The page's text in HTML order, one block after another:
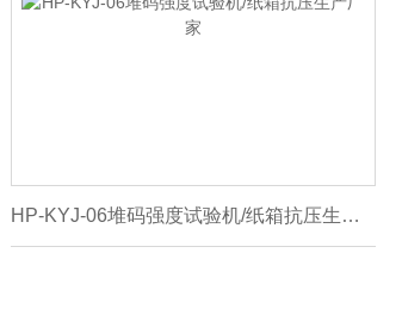
HP-KYJ-06堆码强度试验机/纸箱抗压生产厂家